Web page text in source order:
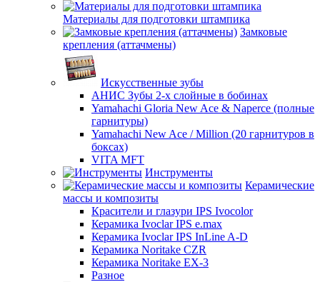
Материалы для подготовки штампика
Замковые
крепления (аттачмены)
Искусственные зубы
АНИС Зубы 2-х слойные в бобинах
Yamahachi Gloria New Ace & Naperce (полные
гарнитуры)
Yamahachi New Ace / Million (20 гарнитуров в
боксах)
VITA MFT
Инструменты
Керамические
массы и композиты
Красители и глазури IPS Ivocolor
Керамика Ivoclar IPS e.max
Керамика Ivoclar IPS InLine A-D
Керамика Noritake CZR
Керамика Noritake EX-3
Разное